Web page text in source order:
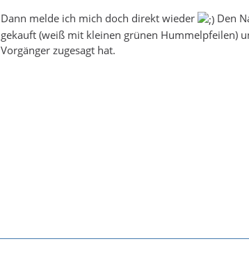
Dann melde ich mich doch direkt wieder
Den
gekauft (weiß mit kleinen grünen Hummelpfeilen)
Vorgänger zugesagt hat.